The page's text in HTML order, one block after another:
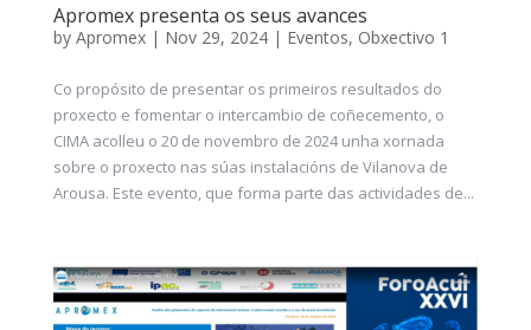
Apromex presenta os seus avances
by Apromex| Nov 29, 2024| Eventos, Obxectivo 1
Co propósito de presentar os primeiros resultados do
proxecto e fomentar o intercambio de coñecemento, o
CIMA acolleu o 20 de novembro de 2024 unha xornada
sobre o proxecto nas súas instalacións de Vilanova de
Arousa. Este evento, que forma parte das actividades de...